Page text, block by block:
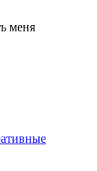
меня